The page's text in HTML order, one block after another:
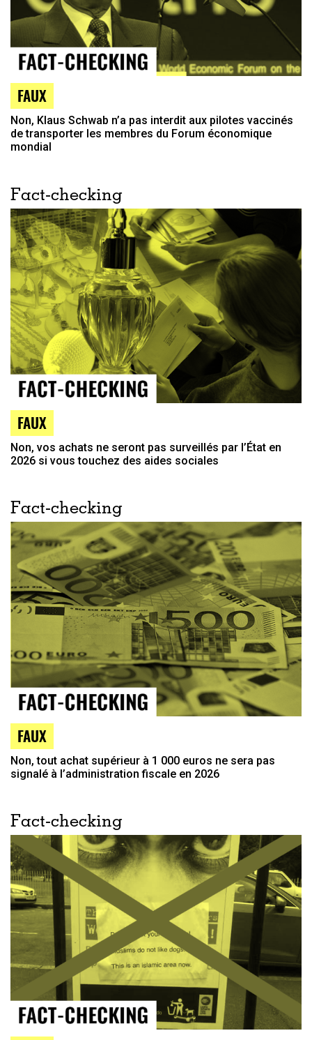
FAUX
Non, Klaus Schwab n’a pas interdit aux pilotes vaccinés
de transporter les membres du Forum économique
mondial
Fact-checking
FAUX
Non, vos achats ne seront pas surveillés par l’État en
2026 si vous touchez des aides sociales
Fact-checking
FAUX
Non, tout achat supérieur à 1 000 euros ne sera pas
signalé à l’administration fiscale en 2026
Fact-checking